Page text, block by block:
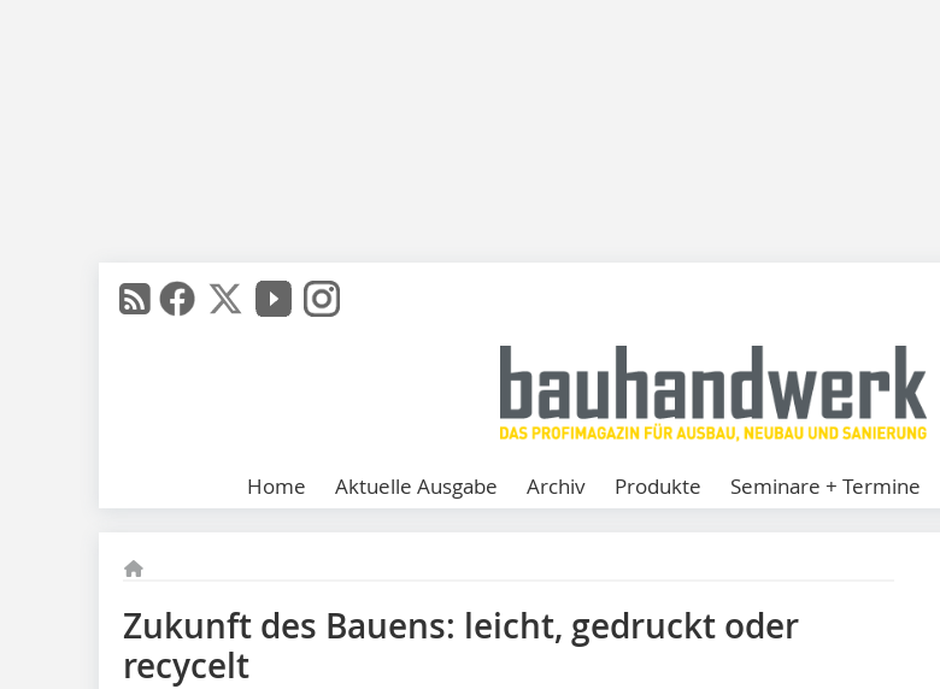
Home Aktuelle Ausgabe Archiv Produkte Seminare + Termine
Zukunft des Bauens: leicht, gedruckt oder
recycelt